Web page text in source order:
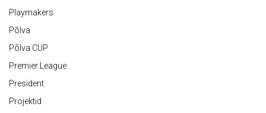
Playmakers
Põlva
Põlva CUP
Premier League
President
Projektid